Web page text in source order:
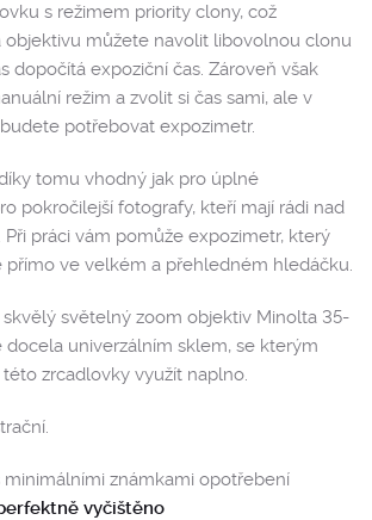
s režimem priority clony, což
objektivu můžete navolit libovolnou clonu
dopočítá expoziční čas. Zároveň však
režim a zvolit si čas sami, ale v
potřebovat expozimetr.
tomu vhodný jak pro úplné
pokročilejší fotografy, kteří mají rádi nad
práci vám pomůže expozimetr, který
přímo ve velkém a přehledném hledáčku.
skvělý světelný zoom objektiv Minolta 35-
docela univerzálním sklem, se kterým
zrcadlovky využít naplno.
známkami opotřebení
vyčištěno